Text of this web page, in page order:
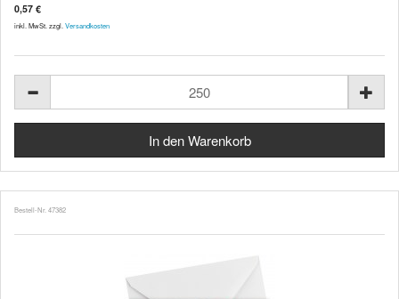
0,57 €
inkl. MwSt. zzgl. Versandkosten
Bestell-Nr. 47382